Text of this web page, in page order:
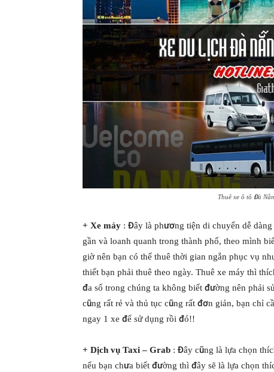
Thuê xe ô tô Đà
+ Xe máy : Đây là phương tiện di chuyển dễ
gần và loanh quanh trong thành phố, theo mình
giờ nên bạn có thể thuê thời gian ngắn phục vụ
thiết bạn phải thuê theo ngày. Thuê xe máy thì
đa số trong chúng ta không biết đường nên phải
cũng rất rẻ và thủ tục cũng rất đơn giản, bạn chỉ
ngay 1 xe để sử dụng rồi đó!!
+ Dịch vụ Taxi – Grab : Đây cũng là lựa chọn
nếu bạn chưa biết đường thì đây sẽ là lựa chọn